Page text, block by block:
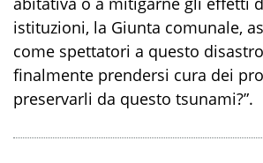
istituzioni, la Giunta comunale,
come spettatori a questo
finalmente prendersi cura dei
preservarli da questo tsunami?”.